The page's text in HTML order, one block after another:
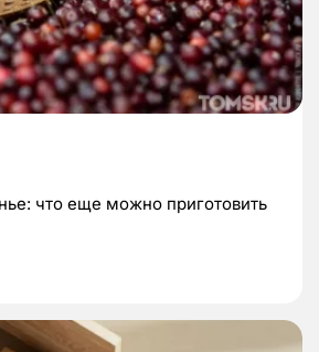
что еще можно приготовить